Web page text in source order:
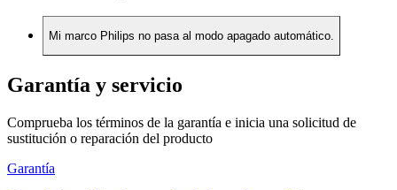
Mi marco Philips no pasa al modo apagado automático.
Garantía y servicio
Comprueba los términos de la garantía e inicia una solicitud de
sustitución o reparación del producto
Garantía